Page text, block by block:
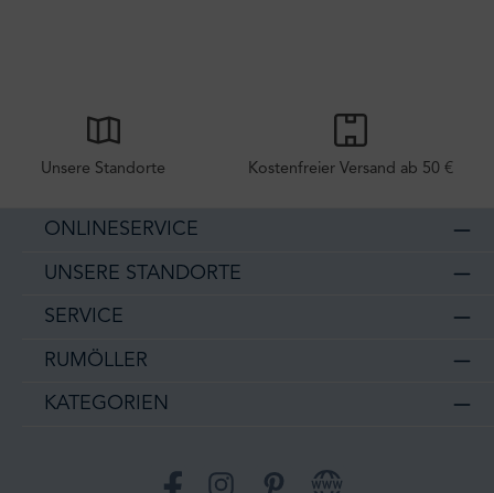
Unsere Standorte Kostenfreier Versand ab 50 €
ONLINESERVICE
UNSERE STANDORTE
SERVICE
RUMÖLLER
KATEGORIEN